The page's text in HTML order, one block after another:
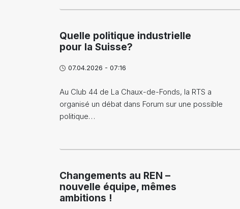
Quelle politique industrielle
pour la Suisse?
07.04.2026 - 07:16
Au Club 44 de La Chaux-de-Fonds, la RTS a
organisé un débat dans Forum sur une possible
politique…
Changements au REN –
nouvelle équipe, mêmes
ambitions !